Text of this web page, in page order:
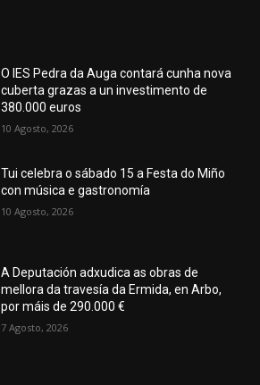
O IES Pedra da Auga contará cunha nova
cuberta grazas a un investimento de
380.000 euros
10 Agosto, 2026
Tui celebra o sábado 15 a Festa do Miño
con música e gastronomía
10 Agosto, 2026
A Deputación adxudica as obras de
mellora da travesía da Ermida, en Arbo,
por máis de 290.000 €
7 Agosto, 2026